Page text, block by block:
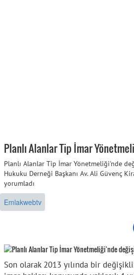
Planlı Alanlar Tip İmar
Planlı Alanlar Tip İmar Yönetmeliği'nde
Hukuku Derneği Başkanı Av. Ali Güvenç
yorumladı
Emlakwebtv
Son olarak 2013 yılında bir